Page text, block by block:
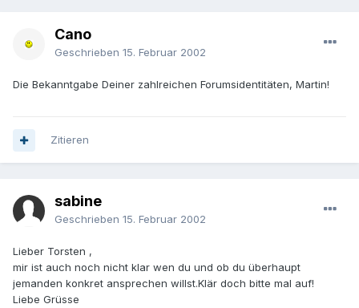
Cano
Geschrieben 15. Februar 2002
Die Bekanntgabe Deiner zahlreichen Forumsidentitäten, Martin!
Zitieren
sabine
Geschrieben 15. Februar 2002
Lieber Torsten ,
mir ist auch noch nicht klar wen du und ob du überhaupt
jemanden konkret ansprechen willst.Klär doch bitte mal auf!
Liebe Grüsse